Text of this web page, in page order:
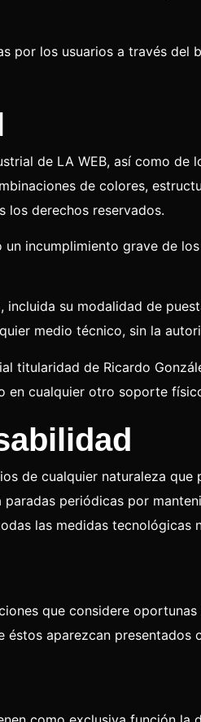
por los usuarios a través
de LA WEB, así como de
de colores,
los derechos reservados.
incumplimiento grave de
su modalidad de
medio técnico, sin la
titularidad de Ricardo
en cualquier otro soporte
de cualquier naturaleza
periódicas por
las medidas tecnológicas
que considere
aparezcan presentados